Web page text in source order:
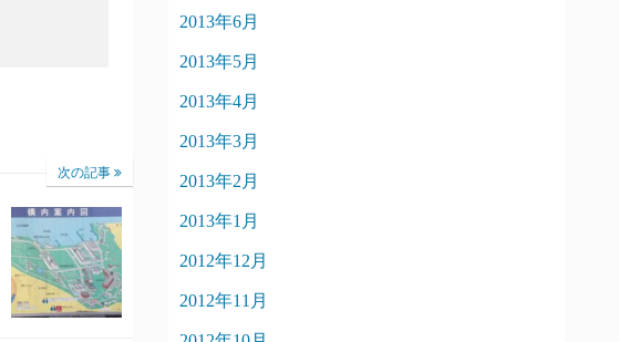
次の記事
2013年6月
2013年5月
2013年4月
2013年3月
2013年2月
2013年1月
2012年12月
2012年11月